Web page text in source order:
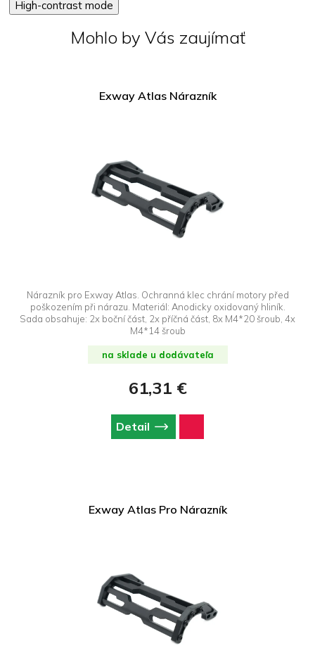
High-contrast mode
Mohlo by Vás zaujímať
Exway Atlas Nárazník
Nárazník pro Exway Atlas. Ochranná klec chrání motory před
poškozením při nárazu. Materiál: Anodicky oxidovaný hliník.
Sada obsahuje: 2x boční část, 2x příčná část, 8x M4*20 šroub, 4x
M4*14 šroub
na sklade u dodávateľa
61,31 €
Detail
Exway Atlas Pro Nárazník